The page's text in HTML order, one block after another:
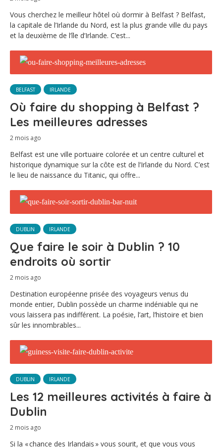
Vous cherchez le meilleur hôtel où dormir à Belfast ? Belfast,
la capitale de l’Irlande du Nord, est la plus grande ville du pays
et la deuxième de l’île d’Irlande. C’est...
BELFAST IRLANDE
Où faire du shopping à Belfast ?
Les meilleures adresses
2 mois ago
Belfast est une ville portuaire colorée et un centre culturel et
historique dynamique sur la côte est de l’Irlande du Nord. C’est
le lieu de naissance du Titanic, qui offre...
DUBLIN IRLANDE
Que faire le soir à Dublin ? 10
endroits où sortir
2 mois ago
Destination européenne prisée des voyageurs venus du
monde entier, Dublin possède un charme indéniable qui ne
vous laissera pas indifférent. La poésie, l’art, l’histoire et bien
sûr les innombrables...
DUBLIN IRLANDE
Les 12 meilleures activités à faire à
Dublin
2 mois ago
Si la « chance des Irlandais » vous sourit, et que vous vous